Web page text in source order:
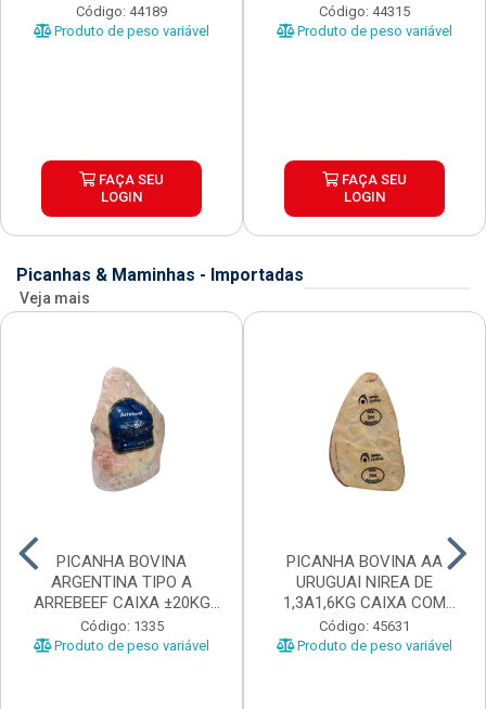
Código: 44189
Produto de peso variável
FAÇA SEU
LOGIN
Código: 44315
Produto de peso variável
FAÇA SEU
LOGIN
Picanhas & Maminhas - Importadas
Veja mais
PICANHA BOVINA
ARGENTINA TIPO A
ARREBEEF CAIXA ±20KG
PEÇAS 1...
Código: 1335
Produto de peso variável
PICANHA BOVINA AA
URUGUAI NIREA DE
1,3A1,6KG CAIXA COM
±15KG
Código: 45631
Produto de peso variável